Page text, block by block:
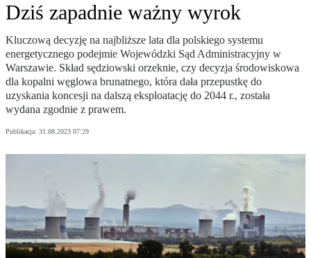
Dziś zapadnie ważny wyrok
Kluczową decyzję na najbliższe lata dla polskiego systemu
energetycznego podejmie Wojewódzki Sąd Administracyjny w
Warszawie. Skład sędziowski orzeknie, czy decyzja środowiskowa
dla kopalni węglowa brunatnego, która dała przepustkę do
uzyskania koncesji na dalszą eksploatację do 2044 r., została
wydana zgodnie z prawem.
Publikacja: 31.08.2023 07:29